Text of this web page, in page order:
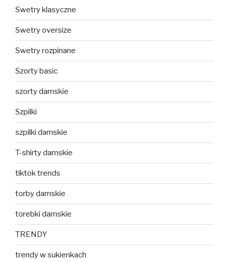
Swetry klasyczne
Swetry oversize
Swetry rozpinane
Szorty basic
szorty damskie
Szpilki
szpilki damskie
T-shirty damskie
tiktok trends
torby damskie
torebki damskie
TRENDY
trendy w sukienkach